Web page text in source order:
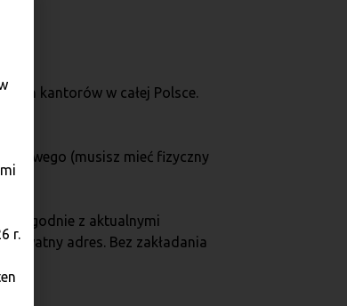
kantorów w całej Polsce.
(musisz mieć fizyczny
(zgodnie z aktualnymi
adres. Bez zakładania
r.